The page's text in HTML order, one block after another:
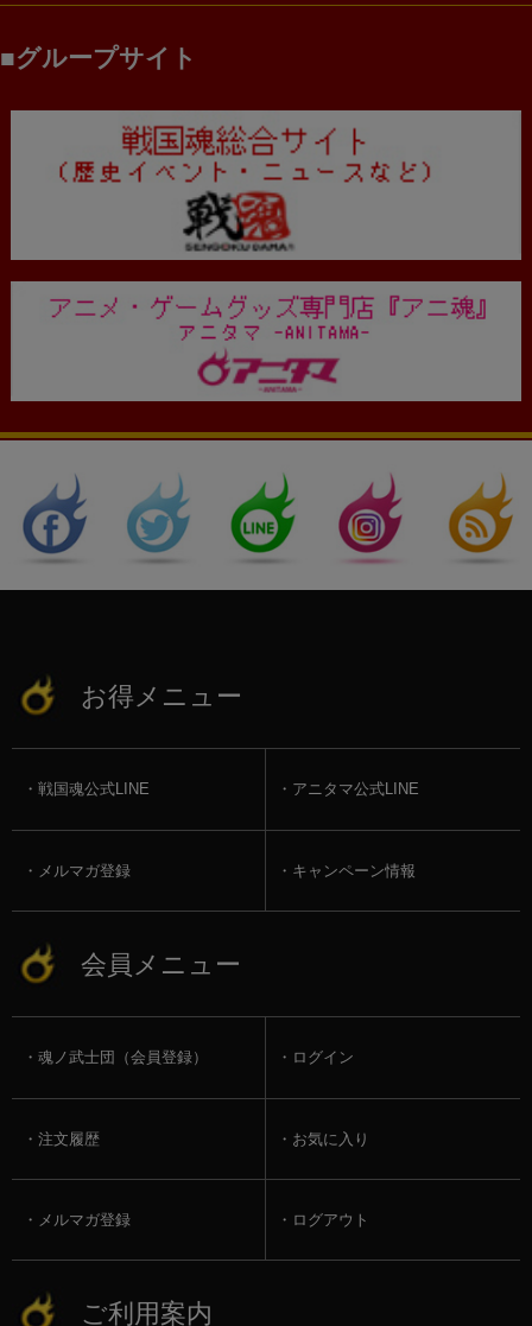
グループサイト
お得メニュー
戦国魂公式LINE アニタマ公式LINE
メルマガ登録 キャンペーン情報
会員メニュー
魂ノ武士団（会員登録） ログイン
注文履歴 お気に入り
メルマガ登録 ログアウト
ご利用案内